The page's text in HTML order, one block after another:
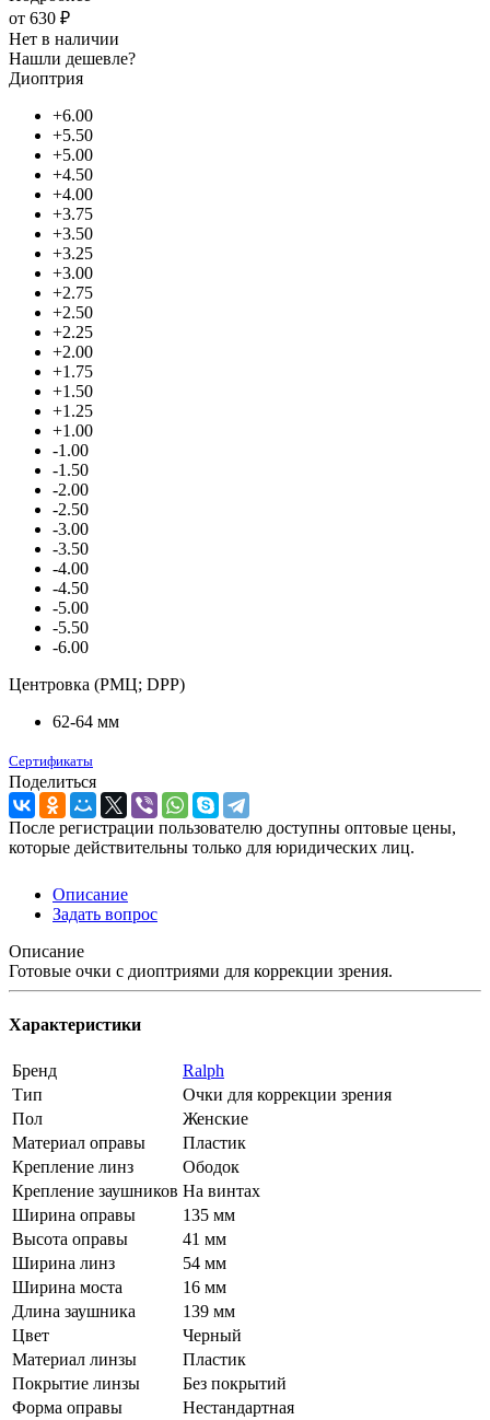
от 630 ₽
Нет в наличии
Нашли дешевле?
Диоптрия
+6.00
+5.50
+5.00
+4.50
+4.00
+3.75
+3.50
+3.25
+3.00
+2.75
+2.50
+2.25
+2.00
+1.75
+1.50
+1.25
+1.00
-1.00
-1.50
-2.00
-2.50
-3.00
-3.50
-4.00
-4.50
-5.00
-5.50
-6.00
Центровка (РМЦ; DPP)
62-64 мм
Сертификаты
Поделиться
После регистрации пользователю доступны оптовые цены,
которые действительны только для юридических лиц.
Описание
Задать вопрос
Описание
Готовые очки с диоптриями для коррекции зрения.
Характеристики
Бренд
Ralph
Тип
Очки для коррекции зрения
Пол
Женские
Материал оправы
Пластик
Крепление линз
Ободок
Крепление заушников На винтах
Ширина оправы
135 мм
Высота оправы
41 мм
Ширина линз
54 мм
Ширина моста
16 мм
Длина заушника
139 мм
Цвет
Черный
Материал линзы
Пластик
Покрытие линзы
Без покрытий
Форма оправы
Нестандартная